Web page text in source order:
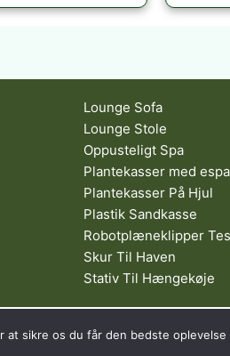
Lounge Sofa
Lounge Stole
Oppusteligt Spa
Plantekasser med
Plantekasser På Hjul
Plastik Sandkasse
Robotplæneklipper
Skur Til Haven
Stativ Til Hængekøje
Traffic LLC-FZ | The Meydan Hotel,
Copyright © 2026 Billige Havemøbler | All
at sikre os du får den bedste